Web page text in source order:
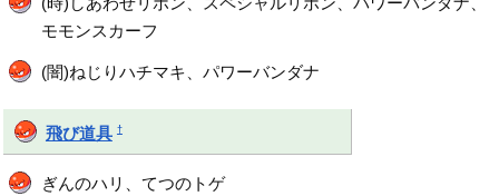
モモンスカーフ
(闇)ねじりハチマキ、パワーバンダナ
飛び道具 †
ぎんのハリ、てつのトゲ